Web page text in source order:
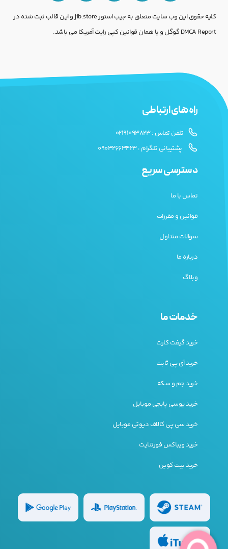
کلیه حقوق این وب سایت متعلق به جیب استور jib.store و این قالب ثبت شده در
DMCA Report گوگل و یا همان قوانین کپی رایت آمریکا می باشد.
راه های ارتباطی
تلفن تماس : 02191093823
پشتیبانی تلگرام : 09032663423
دسترسی سریع
تماس با ما
قوانین و مقررات
سوالات متداول
درباره ما
وبلاگ
خدمات ما
خرید گیفت کارت
خرید آی پی ثابت
خرید جم و سکه
خرید یوسی پابجی موبایل
خرید سی پی کالاف دیوتی موبایل
خرید ویباکس فورتنایت
خرید بیت کوین